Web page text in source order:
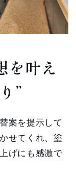
を叶え
”
案を提示して
せてくれ、塗
げにも感激で